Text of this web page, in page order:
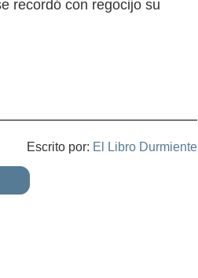
recordó con regocijo su
Escrito por: El Libro Durmiente